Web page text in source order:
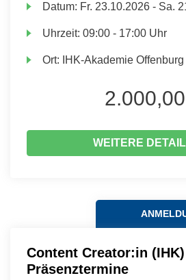
Datum: Fr. 23.10.2026 - Sa.
Uhrzeit:09:00 - 17:00 Uhr
Ort: IHK-Akademie Offenburg
WEITERE
Content Creator:in
Präsenztermine